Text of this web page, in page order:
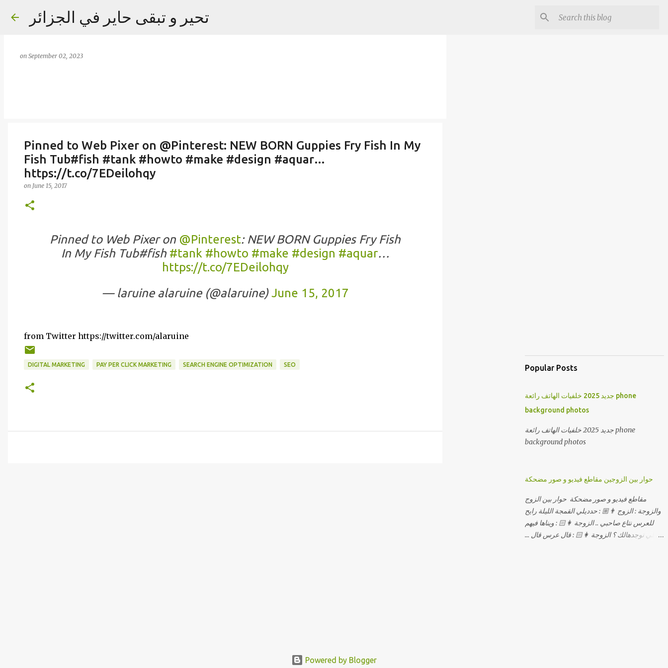
تحير و تبقى حاير في الجزائر
on September 02, 2023
Pinned to Web Pixer on @Pinterest: NEW BORN Guppies Fry Fish In My
Fish Tub#fish #tank #howto #make #design #aquar…
https://t.co/7EDeilohqy
on June 15, 2017
Pinned to Web Pixer on @Pinterest: NEW BORN Guppies Fry Fish
In My Fish Tub#fish #tank #howto #make #design #aquar…
https://t.co/7EDeilohqy
— laruine alaruine (@alaruine)June 15, 2017
from Twitter https://twitter.com/alaruine
DIGITAL MARKETING PAY PER CLICK MARKETING SEARCH ENGINE OPTIMIZATION SEO Popular Posts
جديد 2025 خلفيات الهاتف رائعة phone
background photos
جديد 2025 خلفيات الهاتف رائعة phone
background photos
حوار بين الزوجين مقاطع فيديو و صور مضحكة
مقاطع فيديو و صور مضحكة حوار بين الزوج
والزوجة : الزوج 👨🏼 : حدديلي القمجة الليلة رايح
للعرس نتاع صاحبي .. الزوجة 👩🏻 : ويناها فيهم
اللي نوجدهالك ؟ الزوجة 👩🏻 : قال عرس قال ...
Powered by Blogger